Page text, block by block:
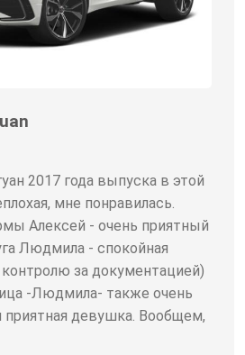
2017 года выпуска в этой
мне понравилась.
Алексей - очень приятный
Людмила - спокойная
за документацией)
-Людмила- также очень
приятная девушка. Вообщем,